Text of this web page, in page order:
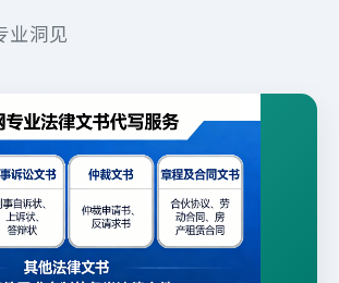
业洞见